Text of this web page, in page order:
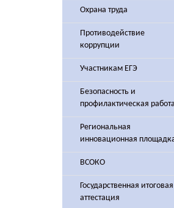
Охрана труда
Противодействие
коррупции
Участникам ЕГЭ
Безопасность и
профилактическая работа
Региональная
инновационная
ВСОКО
Государственная итоговая
аттестация